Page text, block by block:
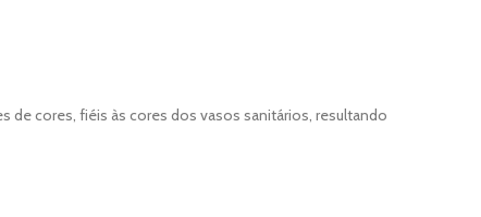
de cores, fiéis às cores dos vasos sanitários, resultando